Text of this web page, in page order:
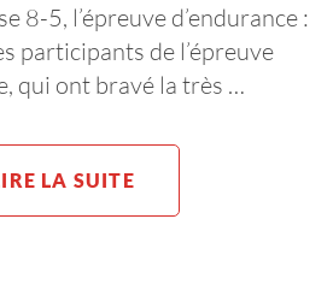
8-5, l’épreuve d’endurance :
participants de l’épreuve
qui ont bravé la très …
LA SUITE